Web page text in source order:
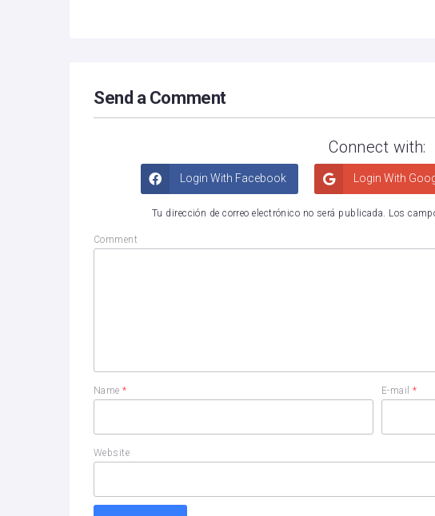
Send a Comment
Connect with:
Login With Facebook Login With
Tu dirección de correo electrónico no será publicada. Los
Comment
Name* E-mail*
Website